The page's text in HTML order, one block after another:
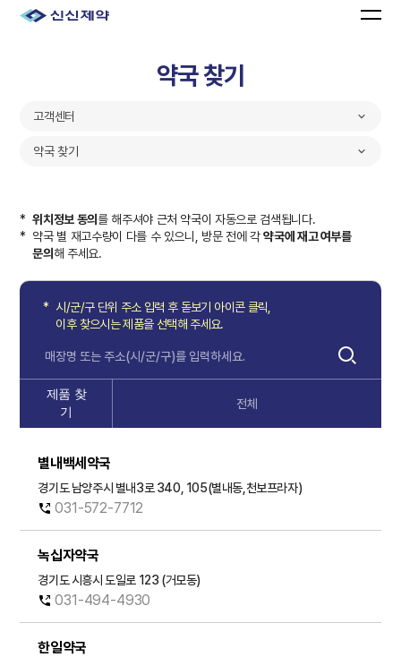
약국 찾기
고객센터
약국 찾기
* 위치정보 동의 를 해주셔야 근처 약국이 자동으로 검색됩니다.
* 약국 별 재고수량이 다를 수 있으니, 방문 전에 각약국에 재고 여부를
문의 해 주세요.
* 시/군/구 단위 주소 입력 후 돋보기 아이콘 클릭,
이후 찾으시는 제품을 선택해 주세요.
제품 찾
기
전체
별내백세약국
경기도 남양주시 별내3로 340, 105(별내동,천보프라자)
031-572-7712
녹십자약국
경기도 시흥시 도일로 123 (거모동)
031-494-4930
한일약국